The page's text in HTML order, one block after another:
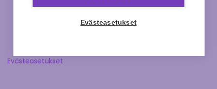
Evästeasetukset
Evästeasetukset